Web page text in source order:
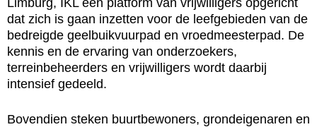
Limburg, IKL een platform van vrijwilligers opgericht
dat zich is gaan inzetten voor de leefgebieden van de
bedreigde geelbuikvuurpad en vroedmeesterpad. De
kennis en de ervaring van onderzoekers,
terreinbeheerders en vrijwilligers wordt daarbij
intensief gedeeld.
Bovendien steken buurtbewoners, grondeigenaren en